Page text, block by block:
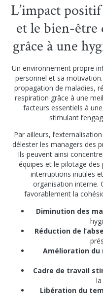
L’impact
et le bien-être
grâce à une
Un environnement propre
personnel et sa
propagation de maladies,
respiration grâce à une
facteurs essentiels à
stimulant
Par ailleurs,
délester les managers des
Ils peuvent ainsi
équipes et le pilotage
interruptions inutiles
organisation interne.
favorablement la
Diminution des
Réduction de
Amélioration du
Cadre de travail
Libération du